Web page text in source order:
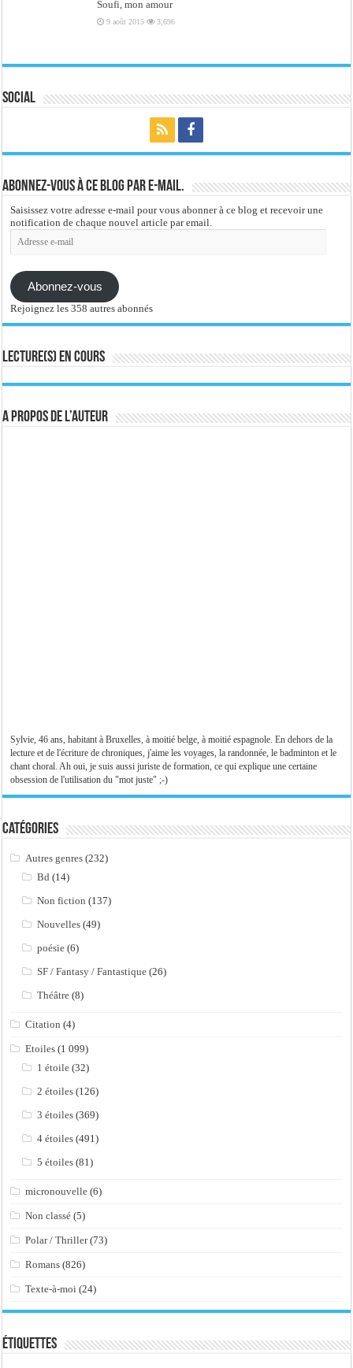
Soufi, mon amour
9 août 2015 3,696
Social
Abonnez-vous à ce blog par e-mail.
Saisissez votre adresse e-mail pour vous abonner à ce blog et recevoir une
notification de chaque nouvel article par email.
Adresse
e-
Abonnez-vous
Rejoignez les 358 autres abonnés
Lecture(s) en cours
A propos de l’auteur
Sylvie, 46 ans, habitant à Bruxelles, à moitié belge, à moitié espagnole. En dehors de la
lecture et de l'écriture de chroniques, j'aime les voyages, la randonnée, le badminton et le
chant choral. Ah oui, je suis aussi juriste de formation, ce qui explique une certaine
obsession de l'utilisation du "mot juste" ;-)
Catégories
Autres genres (232)
Bd (14)
Non fiction (137)
Nouvelles (49)
poésie (6)
SF / Fantasy / Fantastique (26)
Théâtre (8)
Citation (4)
Etoiles (1 099)
1 étoile (32)
2 étoiles (126)
3 étoiles (369)
4 étoiles (491)
5 étoiles (81)
micronouvelle (6)
Non classé (5)
Polar / Thriller(73)
Romans (826)
Texte-à-moi (24)
Étiquettes